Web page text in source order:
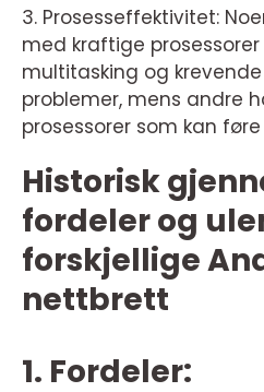
3. Prosesseffektivitet:
med kraftige
multitasking og
problemer, mens andre
prosessorer som kan
Historisk
fordeler og
forskjellige
nettbrett
1. Fordeler: